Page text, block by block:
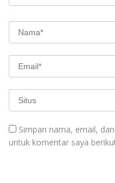
Simpan nama, email,
untuk komentar saya